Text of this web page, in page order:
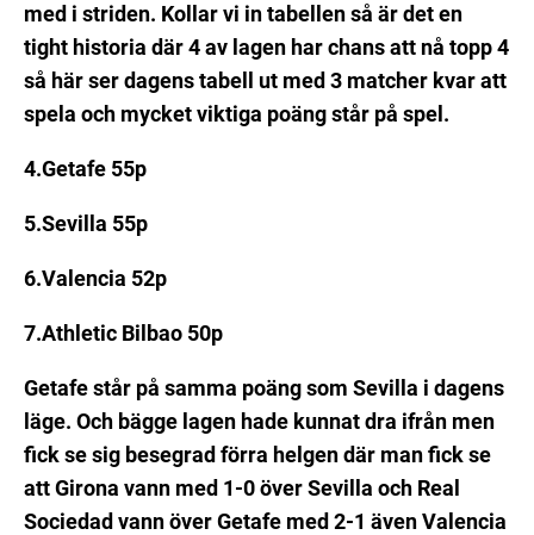
med i striden. Kollar vi in tabellen så är det en
tight historia där 4 av lagen har chans att nå topp 4
så här ser dagens tabell ut med 3 matcher kvar att
spela och mycket viktiga poäng står på spel.
4.Getafe 55p
5.Sevilla 55p
6.Valencia 52p
7.Athletic Bilbao 50p
Getafe står på samma poäng som Sevilla i dagens
läge. Och bägge lagen hade kunnat dra ifrån men
fick se sig besegrad förra helgen där man fick se
att Girona vann med 1-0 över Sevilla och Real
Sociedad vann över Getafe med 2-1 även Valencia